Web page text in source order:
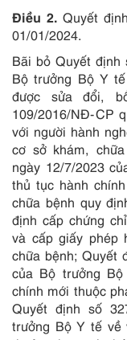
Điều 2. Quyết
01/01/2024.
Bãi bỏ Quyết định
Bộ trưởng Bộ Y
được sửa đổi,
109/2016/NĐ-CP
với người hành
cơ sở khám,
ngày 12/7/2023
thủ tục hành
chữa bệnh quy
định cấp chứng
và cấp giấy phép
chữa bệnh; Quyết
của Bộ trưởng
chính mới thuộc
Quyết định số
trưởng Bộ Y tế về